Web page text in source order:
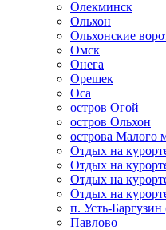
Олекминск
Ольхон
Ольхонские
Омск
Онега
Орешек
Оса
остров Огой
остров Ольхон
острова Малого
Отдых на
Отдых на
Отдых на
Отдых на
п. Усть-Баргузин
Павлово